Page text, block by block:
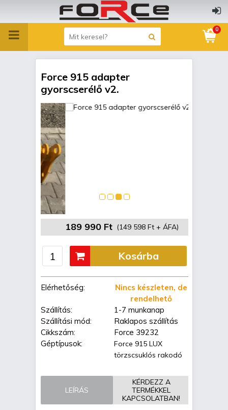
0
Force 915 adapter
gyorscserélő v2.
189 990 Ft (149 598 Ft + ÁFA)
Elérhetőség:
Nincs készleten, de
rendelhető
Szállítás:
1-7 munkanap
Szállítási mód:
Raklapos szállítás
Cikkszám:
Force 39232
Géptípusok:
Force 915 LUX
törzscsuklós rakodó
Kosárba
LEÍRÁS
KÉRDEZZ A
TERMÉKKEL
KAPCSOLATBAN!